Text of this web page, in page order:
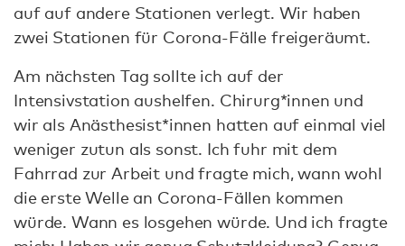
auf auf andere Stationen verlegt. Wir haben
zwei Stationen für Corona-Fälle freigeräumt.
Am nächsten Tag sollte ich auf der
Intensivstation aushelfen. Chirurg*innen und
wir als Anästhesist*innen hatten auf einmal viel
weniger zutun als sonst. Ich fuhr mit dem
Fahrrad zur Arbeit und fragte mich, wann wohl
die erste Welle an Corona-Fällen kommen
würde. Wann es losgehen würde. Und ich fragte